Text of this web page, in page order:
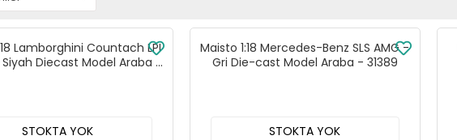
Lamborghini Countach LPI
Diecast Model Araba -
STOKTA YOK
Maisto 1:18 Mercedes-Benz SLS AMG -
Gri Die-cast Model Araba - 31389
STOKTA YOK